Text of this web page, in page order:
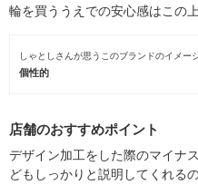
輪を買ううえでの安心感はこの
しゃとしさんが思うこのブランドのイメー
個性的
店舗のおすすめポイント
デザイン加工をした際のマイナ
どもしっかりと説明してくれる